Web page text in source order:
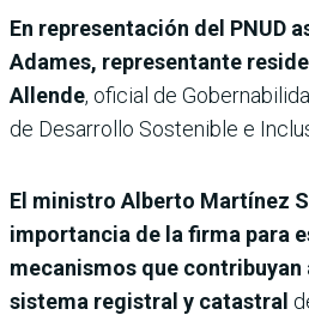
En representación del PNUD
Adames, representante
Allende, oficial de
de Desarrollo Sostenible e
El ministro Alberto Martínez
importancia de la firma para
mecanismos que
sistema registral y catastral